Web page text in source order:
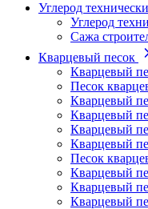
Углерод
Углерод
Сажа
Кварцевый песок
Кварцевый
Песок
Кварцевый
Кварцевый
Кварцевый
Кварцевый
Песок
Кварцевый
Кварцевый
Кварцевый